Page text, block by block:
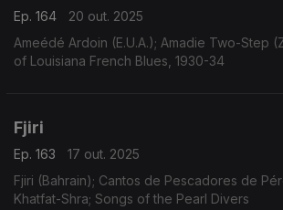
Ep. 164
20 out. 2025
Ameédé Ardoin (E.U.A.); Amadie Two-Step
of Louisiana French Blues, 1930-34
Fjiri
Ep. 163
17 out. 2025
Fjiri (Bahrain); Cantos de Pescadores de
Khatfat-Shra; Songs of the Pearl Divers